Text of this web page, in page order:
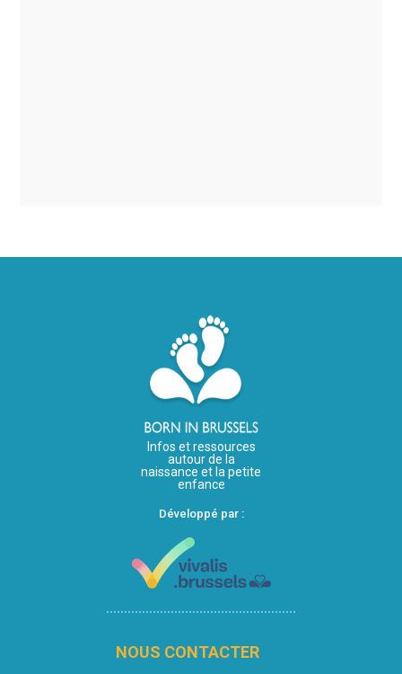
Infos et ressources
autour de la
naissance et la petite
enfance
Développé par :
NOUS CONTACTER